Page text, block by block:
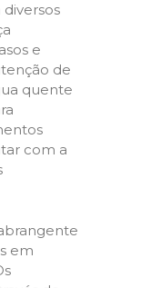
e
de
quente
com a
em